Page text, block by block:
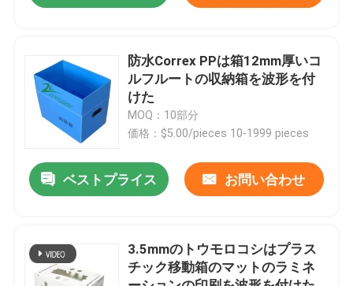
品質管理
引金 を 求め て ください
野菜波形箱
波形のプラスチック木の監視
防水Correx PPは箱12mm厚いコ
ルフルートの収納箱を波形を付
けた
MOQ：10部分
価格：$5.00/pieces 10-1999 pieces
ベストプライス お問い合わせ
3.5mmのトウモロコシはプラス
チック移動箱のマットのラミネ